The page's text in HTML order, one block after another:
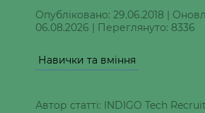
Опубліковано: 29.06.2018 |
06.08.2026 | Переглянуто: 8336
Навички та вміння
Автор статті: INDIGO Tech